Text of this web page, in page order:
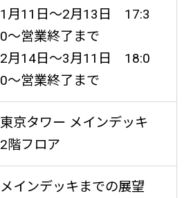
1月11日～2月13日 17:3
0～営業終了まで
2月14日～3月11日 18:0
0～営業終了まで
東京タワー メインデッキ
2階フロア
メインデッキまでの展望